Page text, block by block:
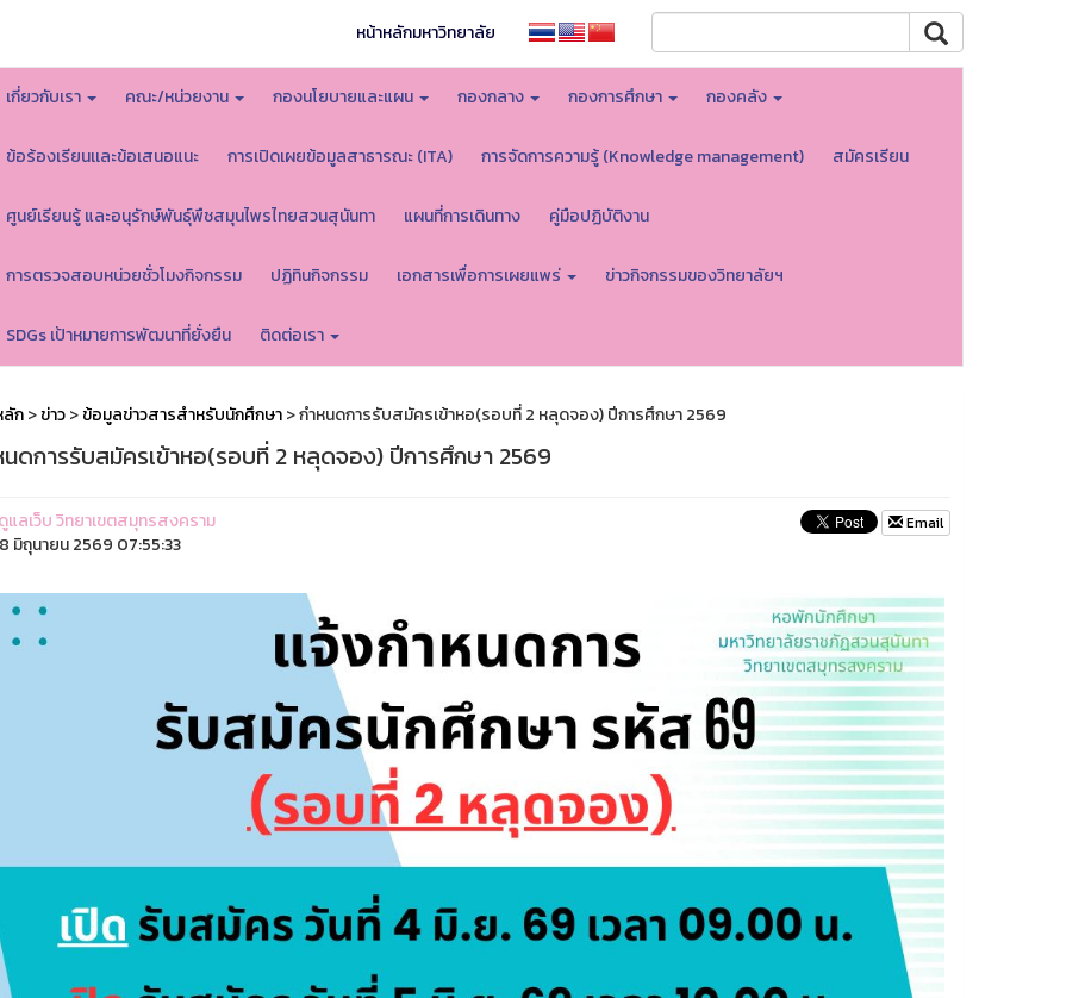
หน้าหลักมหาวิทยาลัย
เกี่ยวกับเรา คณะ/หน่วยงาน กองนโยบายและแผน กองกลาง กองการศึกษา กองคลัง
ข้อร้องเรียนเเละข้อเสนอแนะ การเปิดเผยข้อมูลสาธารณะ (ITA) การจัดการความรู้ (Knowledge management) สมัครเรียน
ศูนย์เรียนรู้ และอนุรักษ์พันธุ์พืชสมุนไพรไทยสวนสุนันทา แผนที่การเดินทาง คู่มือปฏิบัติงาน
การตรวจสอบหน่วยชั่วโมงกิจกรรม ปฏิทินกิจกรรม เอกสารเพื่อการเผยแพร่ ข่าวกิจกรรมของวิทยาลัยฯ
SDGs เป้าหมายการพัฒนาที่ยั่งยืน ติดต่อเรา
ลัก>ข่าว>ข้อมูลข่าวสารสำหรับนักศึกษา> กำหนดการรับสมัครเข้าหอ(รอบที่ 2 หลุดจอง) ปีการศึกษา 2569
ดการรับสมัครเข้าหอ(รอบที่ 2 หลุดจอง) ปีการศึกษา 2569
ลเว็บ วิทยาเขตสมุทรสงคราม
มิถุนายน 2569 07:55:33
Email